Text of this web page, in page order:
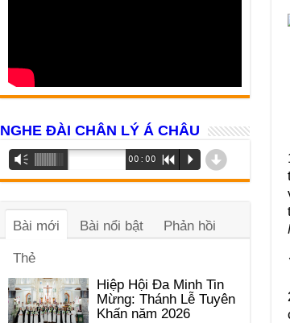
NGHE ĐÀI CHÂN LÝ Á CHÂU
Trình
phát
âm
Vm 00:00 R P d
Bài mới Bài nổi bật Phản hồi
Thẻ
Hiệp Hội Đa Minh Tin
Mừng: Thánh Lễ Tuyên
Khấn năm 2026